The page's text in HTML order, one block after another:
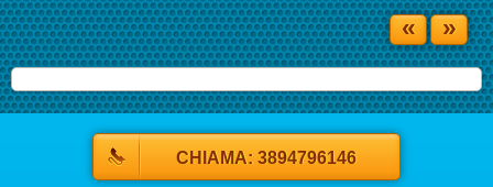
« »
CHIAMA: 3894796146